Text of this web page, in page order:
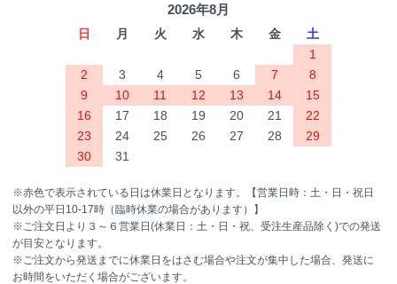
2026年8月
日 月 火 水 木 金
土
1
2
3 4 5 6 7
8
9
10 11 12 13 14
15
16
17 18 19 20 21
22
23
24 25 26 27 28
29
30
31
※赤色で表示されている日は休業日となります。【営業日時：土・日・祝日
以外の平日10-17時（臨時休業の場合があります）】
※ご注文日より３～６営業日(休業日：土・日・祝、受注生産品除く)での発送
が目安となります。
※ご注文から発送までに休業日をはさむ場合や注文が集中した場合、発送に
お時間をいただく場合がございます。